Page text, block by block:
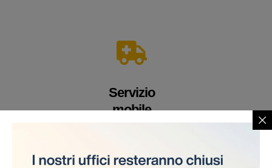
Servizio
mobile
nostri servizi direttamente sul cantiere, eliminando la